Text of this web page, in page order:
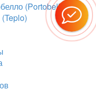
(Portobello)